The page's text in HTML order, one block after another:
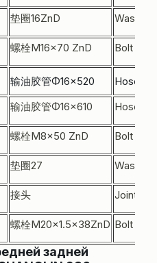
垫圈16ZnD Washer
螺栓M16×70 ZnD Bolt
输油胶管Φ16×520
Hose
输油胶管Φ16×610 Hose
螺栓M8×50 ZnD Bolt
垫圈27 Washer
接头 Joint
螺栓M20x1.5×38ZnD Bolt
задней